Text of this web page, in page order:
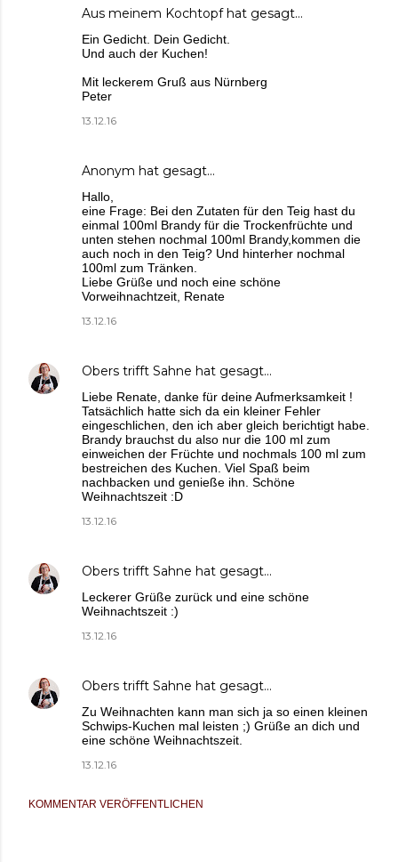
Aus meinem Kochtopfhat gesagt…
Ein Gedicht. Dein Gedicht.
Und auch der Kuchen!
Mit leckerem Gruß aus Nürnberg
Peter
13.12.16
Anonym hat gesagt…
Hallo,
eine Frage: Bei den Zutaten für den Teig hast du
einmal 100ml Brandy für die Trockenfrüchte und
unten stehen nochmal 100ml Brandy,kommen die
auch noch in den Teig? Und hinterher nochmal
100ml zum Tränken.
Liebe Grüße und noch eine schöne
Vorweihnachtzeit, Renate
13.12.16
Obers trifft Sahne hat gesagt…
Liebe Renate, danke für deine Aufmerksamkeit !
Tatsächlich hatte sich da ein kleiner Fehler
eingeschlichen, den ich aber gleich berichtigt habe.
Brandy brauchst du also nur die 100 ml zum
einweichen der Früchte und nochmals 100 ml zum
bestreichen des Kuchen. Viel Spaß beim
nachbacken und genieße ihn. Schöne
Weihnachtszeit :D
13.12.16
Obers trifft Sahne hat gesagt…
Leckerer Grüße zurück und eine schöne
Weihnachtszeit :)
13.12.16
Obers trifft Sahne hat gesagt…
Zu Weihnachten kann man sich ja so einen kleinen
Schwips-Kuchen mal leisten ;) Grüße an dich und
eine schöne Weihnachtszeit.
13.12.16
KOMMENTAR VERÖFFENTLICHEN